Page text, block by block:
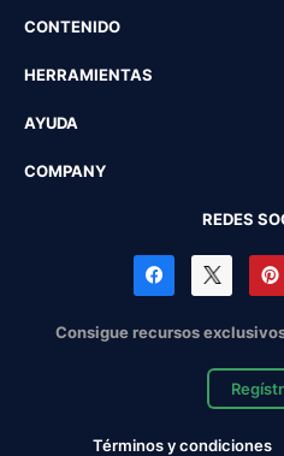
CONTENIDO
HERRAMIENTAS
AYUDA
COMPANY
REDES
Consigue recursos
Términos y condiciones